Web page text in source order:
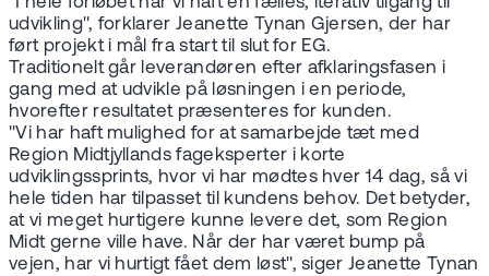
udvikling", forklarer Jeanette Tynan Gjersen, der har
ført projekt i mål fra start til slut for EG.
Traditionelt går leverandøren efter afklaringsfasen i
gang med at udvikle på løsningen i en periode,
hvorefter resultatet præsenteres for kunden.
"Vi har haft mulighed for at samarbejde tæt med
Region Midtjyllands fageksperter i korte
udviklingssprints, hvor vi har mødtes hver 14 dag, så vi
hele tiden har tilpasset til kundens behov. Det betyder,
at vi meget hurtigere kunne levere det, som Region
Midt gerne ville have. Når der har været bump på
vejen, har vi hurtigt fået dem løst", siger Jeanette Tynan